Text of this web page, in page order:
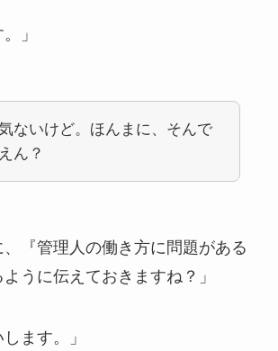
」
ないけど。ほんまに、そんで
ん？
、『管理人の働き方に問題がある
うに伝えておきますね？」
ます。」